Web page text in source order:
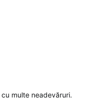
multe neadevăruri.